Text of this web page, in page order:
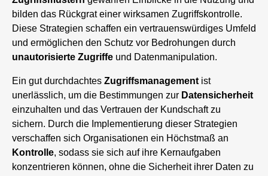
bilden das Rückgrat einer wirksamen Zugriffskontrolle.
Diese Strategien schaffen ein vertrauenswürdiges Umfeld
und ermöglichen den Schutz vor Bedrohungen durch
unautorisierte Zugriffe und Datenmanipulation.
Ein gut durchdachtes Zugriffsmanagement ist
unerlässlich, um die Bestimmungen zur Datensicherheit
einzuhalten und das Vertrauen der Kundschaft zu
sichern. Durch die Implementierung dieser Strategien
verschaffen sich Organisationen ein Höchstmaß an
Kontrolle, sodass sie sich auf ihre Kernaufgaben
konzentrieren können, ohne die Sicherheit ihrer Daten zu